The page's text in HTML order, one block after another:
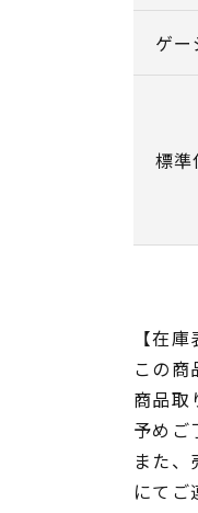
ゲー
標準
【在
この商
商品取
予めご
また
にてご